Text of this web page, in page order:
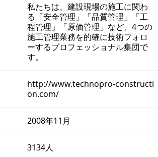
私たちは、建設現場の施工に関わ
る「安全管理」「品質管理」「工
程管理」「原価管理」など、4つの
施工管理業務を的確に技術フォロ
ーするプロフェッショナル集団で
す。
http://www.technopro-constructi
on.com/
2008年11月
3134人